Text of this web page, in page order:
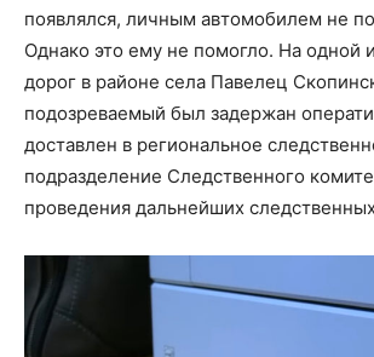
появлялся, личным автомобилем не
Однако это ему не помогло. На одной
дорог в районе села Павелец
подозреваемый был задержан
доставлен в региональное
подразделение Следственного
проведения дальнейших